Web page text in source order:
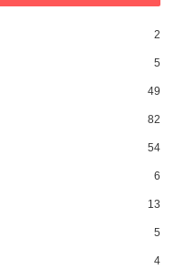
2
5
49
82
54
6
13
5
4